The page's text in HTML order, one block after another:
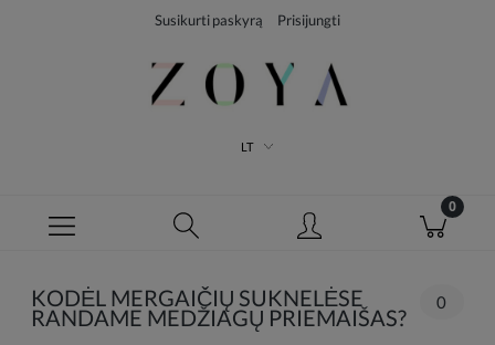
Susikurti paskyrą Prisijungti
LT
KODĖL MERGAIČIŲ SUKNELĖSE
RANDAME MEDŽIAGŲ PRIEMAIŠAS?
0